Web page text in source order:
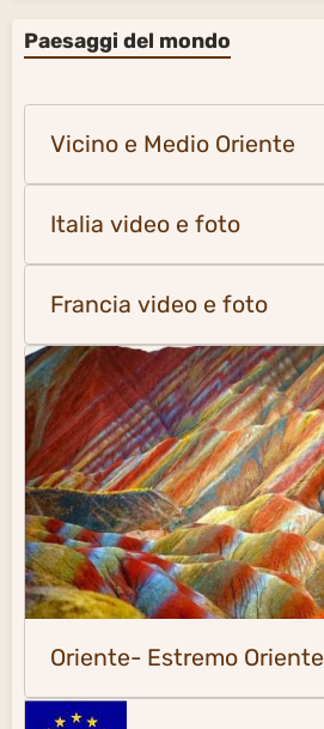
Paesaggi del mondo
Vicino e Medio Oriente
Italia video e foto
Francia video e foto
Oriente- Estremo Oriente